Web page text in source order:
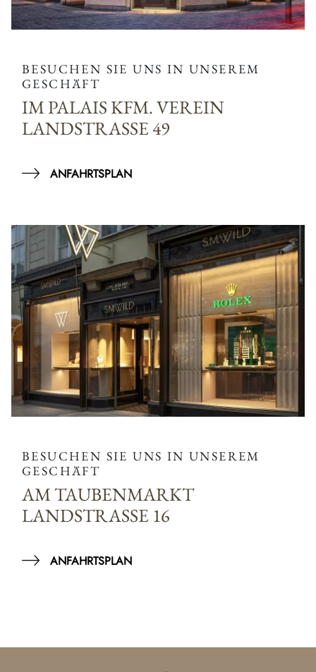
BESUCHEN SIE UNS IN UNSEREM
GESCHÄFT
IM PALAIS KFM. VEREIN
LANDSTRASSE 49
ANFAHRTSPLAN
BESUCHEN SIE UNS IN UNSEREM
GESCHÄFT
AM TAUBENMARKT
LANDSTRASSE 16
ANFAHRTSPLAN